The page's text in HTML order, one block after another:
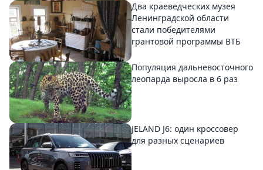
Два краеведческих музея
Ленинградской области
стали победителями
грантовой программы ВТБ
Популяция дальневосточного
леопарда выросла в 6 раз
JELAND J6: один кроссовер
для разных сценариев